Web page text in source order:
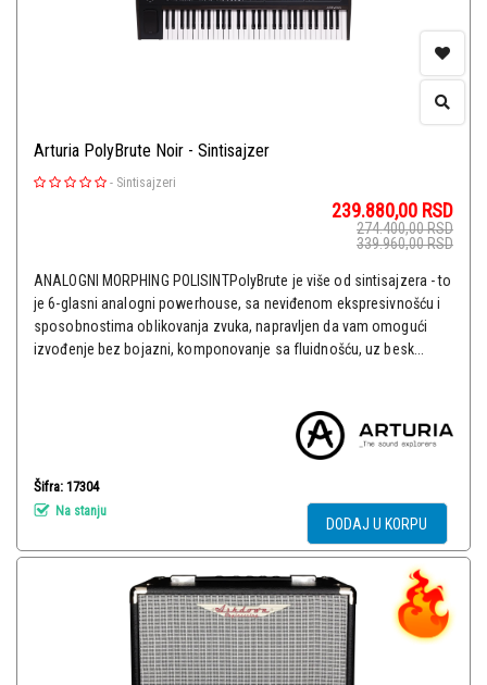
Arturia PolyBrute Noir - Sintisajzer
- Sintisajzeri
239.880,00 RSD
274.400,00RSD
339.960,00RSD
ANALOGNI MORPHING POLISINTPolyBrute je više od sintisajzera - to
je 6-glasni analogni powerhouse, sa neviđenom ekspresivnošću i
sposobnostima oblikovanja zvuka, napravljen da vam omogući
izvođenje bez bojazni, komponovanje sa fluidnošću, uz besk...
Šifra: 17304
Na stanju
DODAJ U KORPU